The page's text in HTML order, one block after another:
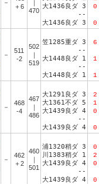
－
＋6
｜
470
大1436良ダ 3
--
大1436良ダ 3
0
0
－
511
-2
502
｜
519
笠1285重ダ 3
--
大1448良ダ 1
--
大1448良ダ 1
6
1
1
－
468
-4
467
｜
486
大1291良ダ 3
大1361不ダ 5
大1439良ダ 4
--
大1439良ダ 4
2
1
0
0
－
462
＋2
460
｜
501
浦1320稍ダ 3
川1383稍ダ 1
大1439良ダ 4
--
大1439良ダ 4
0
2
0
0